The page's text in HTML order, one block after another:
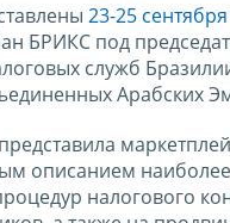
23-25
БРИКС под
служб
Арабских
описанием
налогового